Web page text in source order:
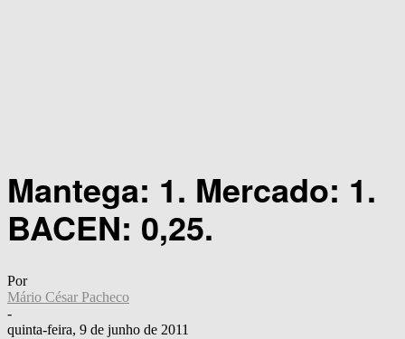
Mantega: 1. Mercado: 1.
BACEN: 0,25.
Por
Mário César Pacheco
-
quinta-feira, 9 de junho de 2011